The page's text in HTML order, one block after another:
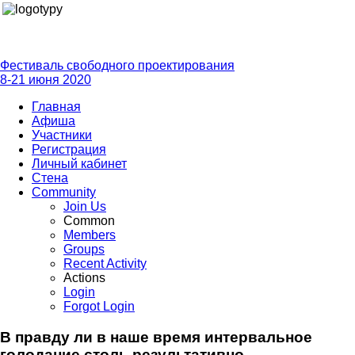
Фестиваль свободного проектирования
8-21 июня 2020
Главная
Афиша
Участники
Регистрация
Личный кабинет
Стена
Community
Join Us
Common
Members
Groups
Recent Activity
Actions
Login
Forgot Login
В правду ли в наше время интервальное